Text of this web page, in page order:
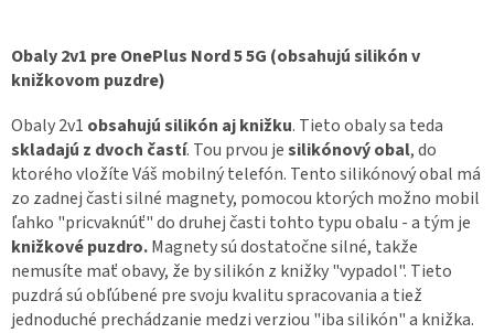
Obaly 2v1 pre OnePlus Nord 5 5G (obsahujú silikón v
knižkovom puzdre)
Obaly 2v1 obsahujú silikón aj knižku. Tieto obaly sa teda
skladajú z dvoch častí. Tou prvou jesilikónový obal, do
ktorého vložíte Váš mobilný telefón. Tento silikónový obal má
zo zadnej časti silné magnety, pomocou ktorých možno mobil
ľahko "pricvaknúť" do druhej časti tohto typu obalu - a tým je
knižkové puzdro.Magnety sú dostatočne silné, takže
nemusíte mať obavy, že by silikón z knižky "vypadol". Tieto
puzdrá sú obľúbené pre svoju kvalitu spracovania a tiež
jednoduché prechádzanie medzi verziou "iba silikón" a knižka.